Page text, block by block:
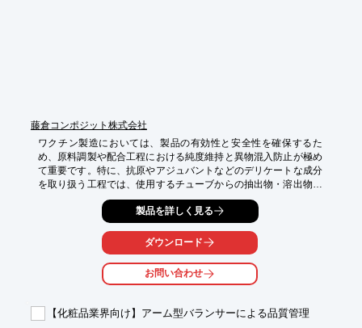
藤倉コンポジット株式会社
ワクチン製造においては、製品の有効性と安全性を確保するた
め、原料調製や配合工程における純度維持と異物混入防止が極め
て重要です。特に、抗原やアジュバントなどのデリケートな成分
を取り扱う工程では、使用するチューブからの抽出物・溶出物が
製品品質に影響を及ぼすリスクを最小限に抑える必要がありま
す。当社のシリコーンチューブは、高純度シリコーンを使用し、
厳しい品質要求に対応した材料設計を採用。ワクチン製造工程に
おける安全性と信頼性を高め、安定した製品品質の実現に貢献し
【活用シーン】
・配合液の充填
・サンプル採取
製品を詳しく見る
ダウンロード
お問い合わせ
【化粧品業界向け】アーム型バランサーによる品質管理